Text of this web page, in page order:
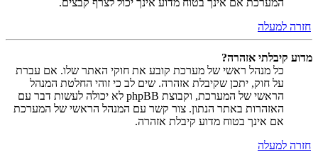
המערכת אם אינך בטוח מדוע אינך יכול לצרף קבצים.
חזרה למעלה
מדוע קיבלתי אזהרה?
כל מנהל ראשי של מערכת קובע את חוקי האתר שלו. אם עברת
על חוק, יתכן שקיבלת אזהרה. שים לב כי זוהי החלטת המנהל
הראשי של המערכת, וקבוצת phpBB לא יכולה לעשות דבר עם
האזהרות באתר הנתון. צור קשר עם המנהל הראשי של המערכת
אם אינך בטוח מדוע קיבלת אזהרה.
חזרה למעלה